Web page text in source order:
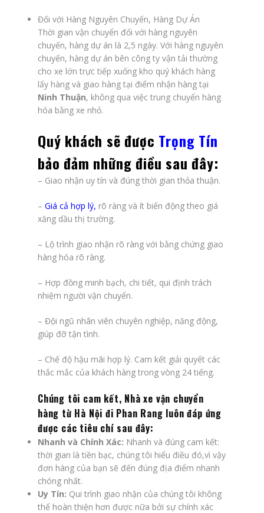
Đối với Hàng Nguyên Chuyến, Hàng Dự Án
Thời gian vận chuyển đối với hàng nguyên
chuyến, hàng dự án là 2,5 ngày. Với hàng nguyên
chuyến, hàng dự án bên công ty vận tải thường
cho xe lớn trực tiếp xuống kho quý khách hàng
lấy hàng và giao hàng tại điểm nhận hàng tại
Ninh Thuận, không qua việc trung chuyển hàng
hóa bằng xe nhỏ.
Quý khách sẽ được Trọng Tín
bảo đảm những điều sau đây:
– Giao nhận uy tín và đúng thời gian thỏa thuận.
– Giá cả hợp lý, rõ ràng và ít biến động theo giá
xăng dầu thị trường.
– Lộ trình giao nhận rõ ràng với bằng chứng giao
hàng hóa rõ ràng.
– Hợp đồng minh bạch, chi tiết, qui định trách
nhiệm người vận chuyển.
– Đội ngũ nhân viên chuyên nghiệp, năng động,
giúp đỡ tận tình.
– Chế độ hậu mãi hợp lý. Cam kết giải quyết các
thắc mắc của khách hàng trong vòng 24 tiếng.
Chúng tôi cam kết, Nhà xe vận chuyển
hàng từ Hà Nội đi Phan Rang luôn đáp ứng
được các tiêu chí sau đây:
Nhanh và Chính Xác: Nhanh và đúng cam kết:
thời gian là tiền bạc, chúng tôi hiểu điều đó,vì vậy
đơn hàng của bạn sẽ đến đúng địa điểm nhanh
chóng nhất.
Uy Tín: Qui trình giao nhận của chúng tôi không
thể hoàn thiện hơn được nữa bởi sự chính xác